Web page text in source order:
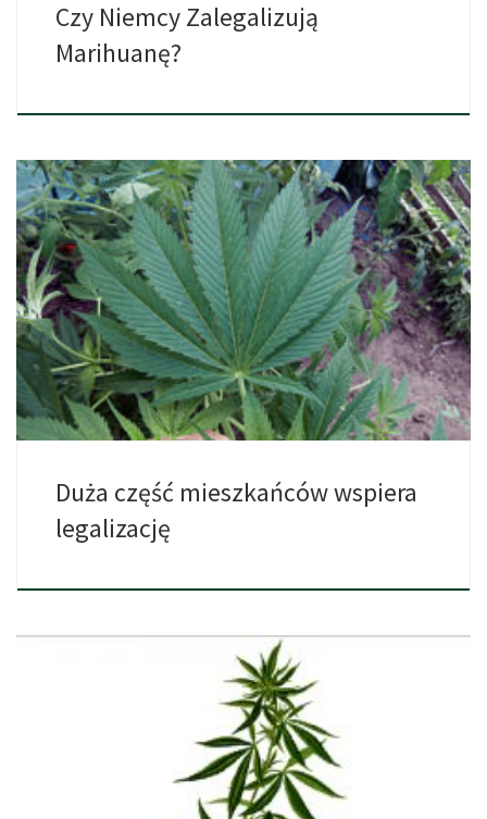
Czy Niemcy Zalegalizują
Marihuanę?
Duża część mieszkańców Arizony wspiera legalizację marihuany.
Poparcie dla legalizacji […]
Duża część mieszkańców wspiera
legalizację
Komisja Podatkowa w Nevadzie rozszerza przepisy dotyczące
sprzedaży marihuany w […]